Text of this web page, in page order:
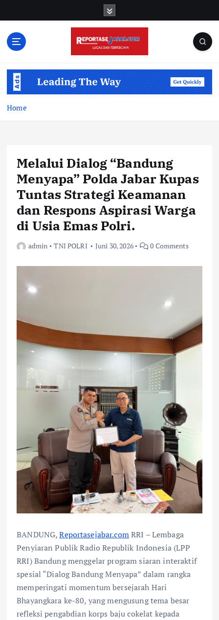
Home
Melalui Dialog “Bandung
Menyapa” Polda Jabar Kupas
Tuntas Strategi Keamanan
dan Respons Aspirasi Warga
di Usia Emas Polri.
admin TNI POLRI Juni 30, 2026 0 Comments
BANDUNG,Reportasejabar.comRRI – Lembaga
Penyiaran Publik Radio Republik Indonesia (LPP
RRI) Bandung menggelar program siaran interaktif
spesial “Dialog Bandung Menyapa” dalam rangka
memperingati momentum bersejarah Hari
Bhayangkara ke-80, yang mengusung tema besar
refleksi pengabdian korps baju cokelat kepada